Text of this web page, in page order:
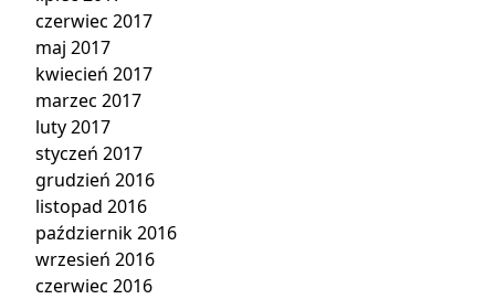
czerwiec 2017
maj 2017
kwiecień 2017
marzec 2017
luty 2017
styczeń 2017
grudzień 2016
listopad 2016
październik 2016
wrzesień 2016
czerwiec 2016